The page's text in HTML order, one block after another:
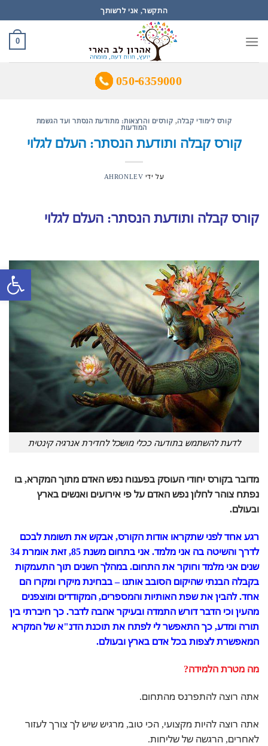
פתח
to
content
התקשר, אני לרשותך
0
050-6359000
קורס לימודי קבלה, קורסים והרצאות: מתודעת הנסתר ועד הגשמת
המודעות
קורס קבלה ותודעת הנסתר: העלם לגלוי
על ידי AHRONLEV
קורס קבלה ותודעת הנסתר: העלם לגלוי
לדעת להשתמש בתודעה ככלי מושכל לחדירת אנרגיה קינטית
מדובר בקורס יחודי העוסק בפענוח נפש האדם מתוך המקרא, בו
נפתח צוהר לחלון נפש האדם על פי אירועים ואנשים בארץ
ובעולם.
רגע אחד לפני שתקראו אודות הקורס, אבקש את תשומת לבכם
לדרך והשיטה בה אני מלמד. אני בתחום משנת 85, זאת אומרת 34
שנים אני מלמד וחוקר את התחום. במהלך השנים תוך התעמקות
בקבלה הבנתי שהיקום הסובב אותנו – בבחינת מיקרו ומקרו הם
אחד. להבין את שפת האותיות והמספרים, המקודדים ומוצפנים
מהעין וכי הדבר דורש התמדה ובעיקר אהבה לדבר. כך חיברתי בין
תורה ומדע, כך התאפשר לי לפתח את תוכנת הדנ"א של המקרא
המאפשרת לצפות בכל אדם בארץ ובעולם.
מה מטרת הלמידה?
אתה רוצה להתפרנס מהתחום.
אתה רוצה להיות מקצועי, הכי טוב, מרגיש שיש לך צורך לעזור
לאחרים, הרגשה של שליחות.